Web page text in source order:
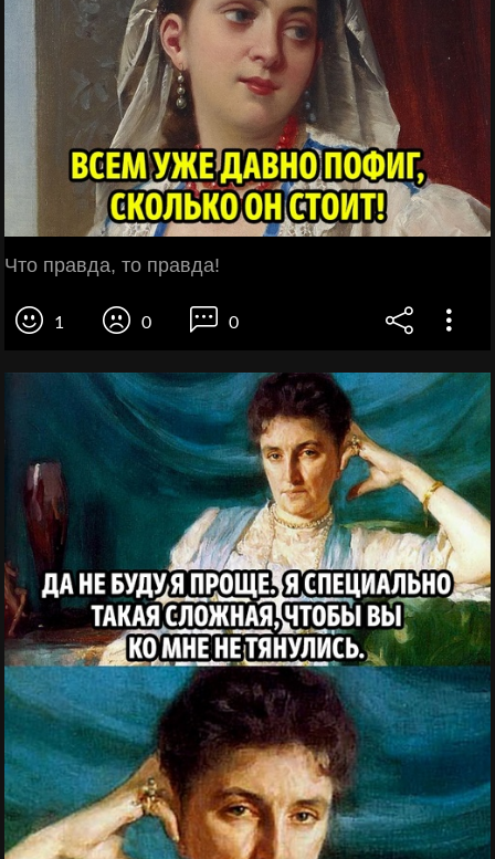
Что правда, то правда!
1 0 0